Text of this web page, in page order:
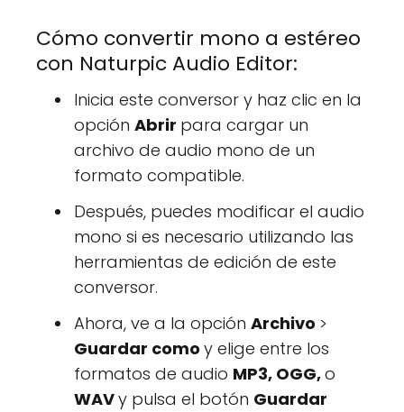
Cómo convertir mono a estéreo
con Naturpic Audio Editor:
Inicia este conversor y haz clic en la
opción Abrir para cargar un
archivo de audio mono de un
formato compatible.
Después, puedes modificar el audio
mono si es necesario utilizando las
herramientas de edición de este
conversor.
Ahora, ve a la opción Archivo >
Guardar como y elige entre los
formatos de audio MP3, OGG,o
WAVy pulsa el botón Guardar